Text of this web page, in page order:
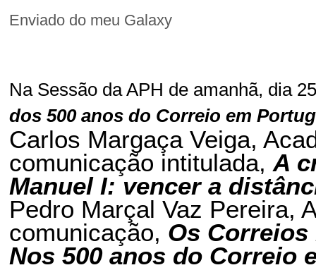
Enviado do meu Galaxy
Na Sessão da APH de amanhã, dia
dos 500 anos do Correio em
Carlos Margaça Veiga,
comunicação intitulada, A
Manuel I: vencer a
Pedro Marçal Vaz Pereira,
comunicação, Os Correios
Nos 500 anos do Correio